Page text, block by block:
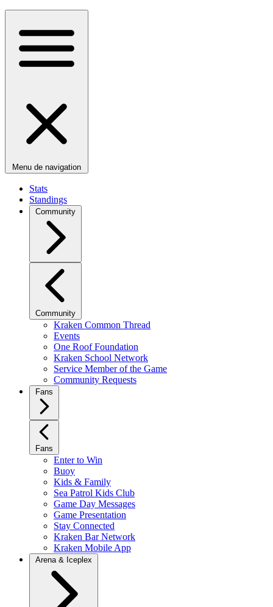
Menu de navigation
Stats
Standings
Community
Community
Kraken Common Thread
Events
One Roof Foundation
Kraken School Network
Service Member of the Game
Community Requests
Fans
Fans
Enter to Win
Buoy
Kids & Family
Sea Patrol Kids Club
Game Day Messages
Game Presentation
Stay Connected
Kraken Bar Network
Kraken Mobile App
Arena & Iceplex